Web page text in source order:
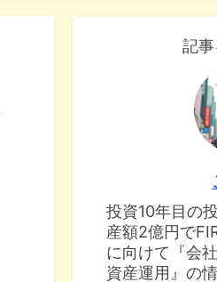
記
投資10年目の
産額2億円で
に向けて『会
資産運用』の